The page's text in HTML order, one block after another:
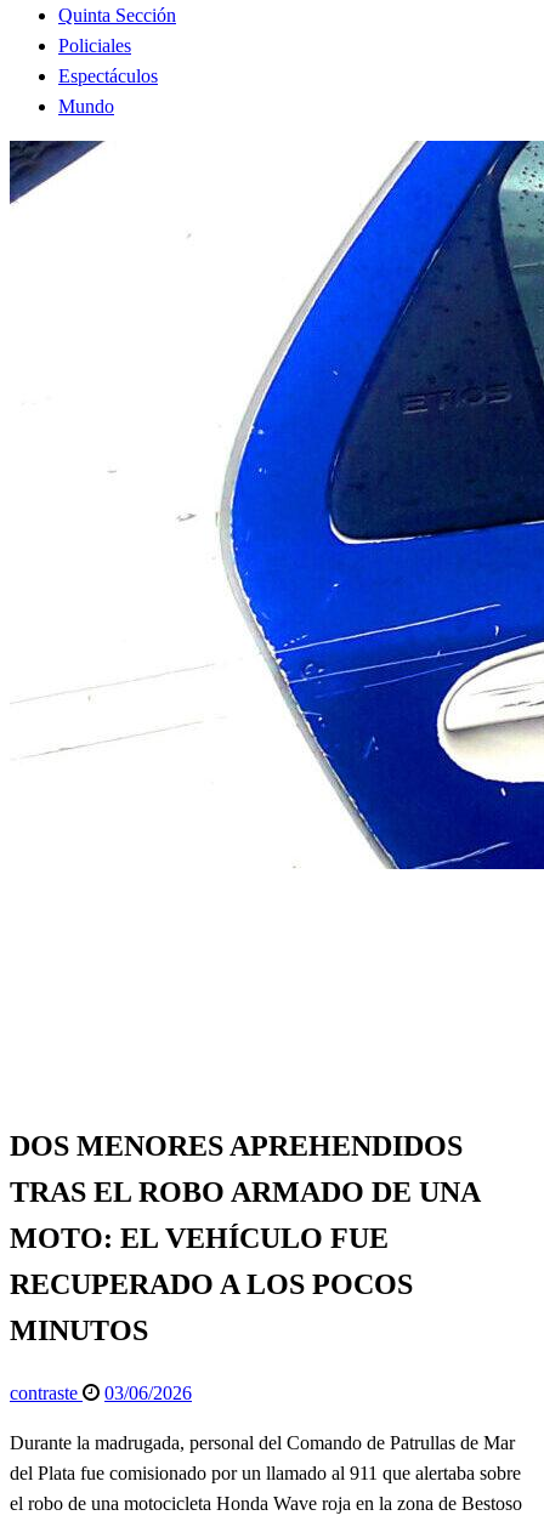
Quinta Sección
Policiales
Espectáculos
Mundo
DOS MENORES APREHENDIDOS
TRAS EL ROBO ARMADO DE UNA
MOTO: EL VEHÍCULO FUE
RECUPERADO A LOS POCOS
MINUTOS
contraste
Publicado
03/06/2026
Durante la madrugada, personal del Comando de Patrullas de Mar
del Plata fue comisionado por un llamado al 911 que alertaba sobre
el robo de una motocicleta Honda Wave roja en la zona de Bestoso